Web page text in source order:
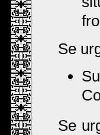
Se
Se